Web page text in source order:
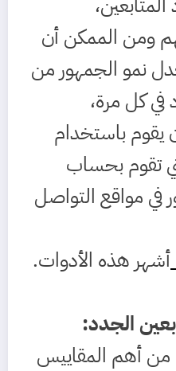
ومن الممكن أن
نمو الجمهور من
في كل مرة،
يقوم باستخدام
تقوم بحساب
في مواقع التواصل
أشهر هذه الأدوات.
الجدد:
من أهم المقاييس